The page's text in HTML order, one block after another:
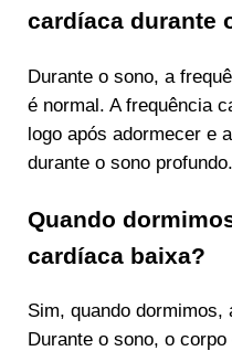
cardíaca durante
Durante o sono, a
é normal. A frequência
logo após adormecer e
durante o sono profundo.
Quando
cardíaca baixa?
Sim, quando
Durante o sono, o